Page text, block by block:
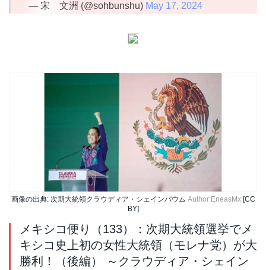
— 宋 文洲 (@sohbunshu) May 17, 2024
画像の出典: 次期大統領クラウディア・シェインバウム Author:EneasMx[CC
BY]
メキシコ便り（133）：次期大統領選挙でメ
キシコ史上初の女性大統領（モレナ党）が大
勝利！（後編） ～クラウディア・シェイン